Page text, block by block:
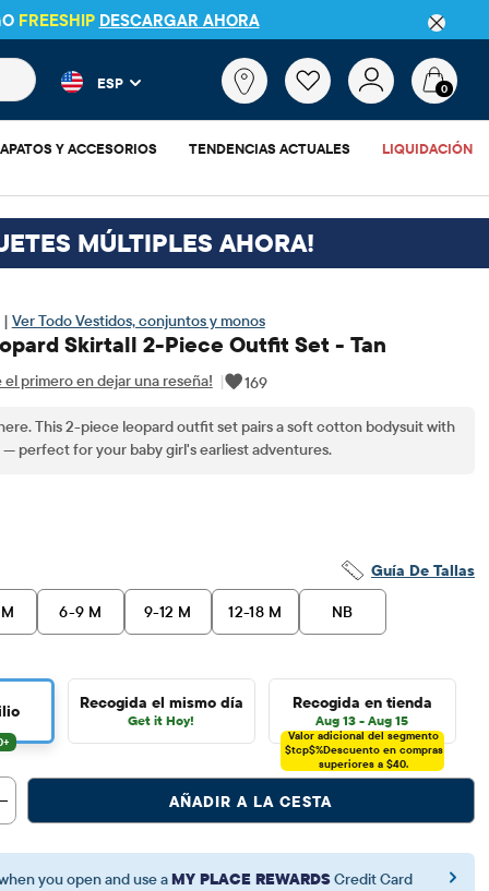
DETALLES
populares y los resultados de productos a medida que
ESP 0
Y ACCESORIOS TENDENCIAS ACTUALES LIQUIDACIÓN
MÚLTIPLES AHORA!
| Ver Todo Vestidos, conjuntos y monos
Skirtall 2-Piece Outfit Set - Tan
el primero en dejar una reseña! | 169
This 2-piece leopard outfit set pairs a soft cotton bodysuit with
— perfect for your baby girl's earliest adventures.
Guía De Tallas
6-9 M 9-12 M 12-18 M NB
Recogida el mismo día
Get it Hoy!
Recogida en tienda
Aug 13 - Aug 15
Valor adicional del segmento
$tcp$%Descuento en compras
superiores a $40.
AÑADIR A LA CESTA
you open and use aMY PLACE REWARDSCredit Card